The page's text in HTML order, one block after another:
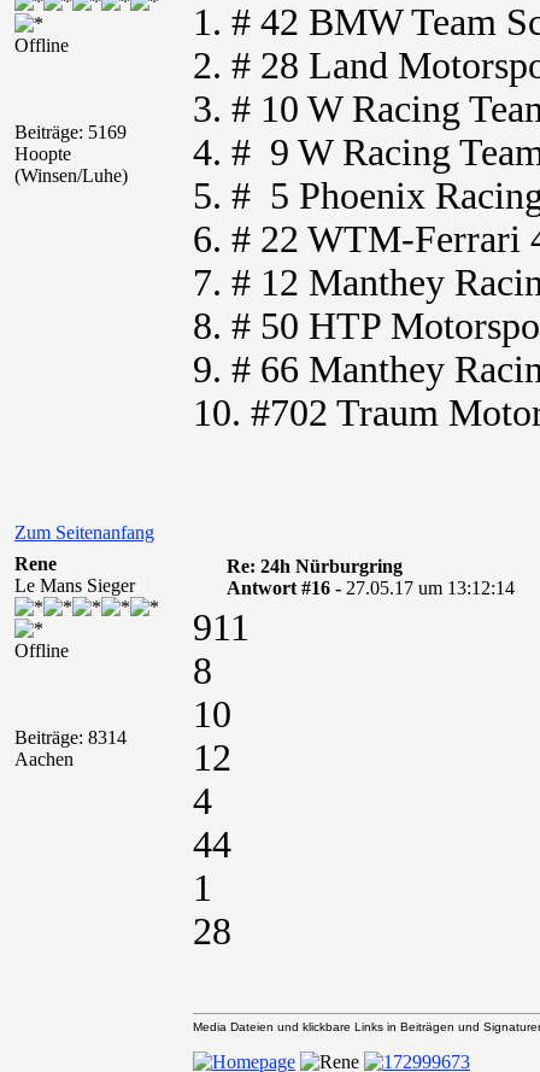
Offline
Beiträge: 5169
Hoopte
(Winsen/Luhe)
1. # 42 BMW Team
2. # 28 Land
3. # 10 W Racing
4. # 9 W Racing
5. # 5 Phoenix
6. # 22 WTM-Ferrari
7. # 12 Manthey
8. # 50 HTP
9. # 66 Manthey
10. #702 Traum
Zum Seitenanfang
Rene
Le Mans Sieger
Offline
Beiträge: 8314
Aachen
Re: 24h Nürburgring
Antwort #16 - 27.05.17 um 13:12:14
911
8
10
12
4
44
1
28
Media Dateien und klickbare Links in Beiträgen und